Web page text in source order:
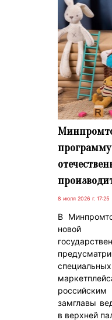
8 июля 2026 г. 17:25
В
новой
замглавы
в верхней